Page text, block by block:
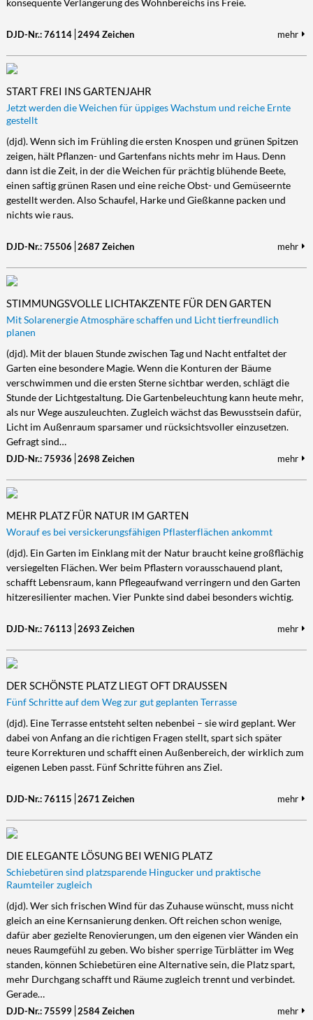
konsequente Verlängerung des Wohnbereichs ins Freie.
DJD-Nr.: 76114 2494 Zeichen mehr
START FREI INS GARTENJAHR
Jetzt werden die Weichen für üppiges Wachstum und reiche Ernte
gestellt
(djd). Wenn sich im Frühling die ersten Knospen und grünen Spitzen
zeigen, hält Pflanzen- und Gartenfans nichts mehr im Haus. Denn
dann ist die Zeit, in der die Weichen für prächtig blühende Beete,
einen saftig grünen Rasen und eine reiche Obst- und Gemüseernte
gestellt werden. Also Schaufel, Harke und Gießkanne packen und
nichts wie raus.
DJD-Nr.: 75506 2687 Zeichen mehr
STIMMUNGSVOLLE LICHTAKZENTE FÜR DEN GARTEN
Mit Solarenergie Atmosphäre schaffen und Licht tierfreundlich
planen
(djd). Mit der blauen Stunde zwischen Tag und Nacht entfaltet der
Garten eine besondere Magie. Wenn die Konturen der Bäume
verschwimmen und die ersten Sterne sichtbar werden, schlägt die
Stunde der Lichtgestaltung. Die Gartenbeleuchtung kann heute mehr,
als nur Wege auszuleuchten. Zugleich wächst das Bewusstsein dafür,
Licht im Außenraum sparsamer und rücksichtsvoller einzusetzen.
Gefragt sind…
DJD-Nr.: 75936 2698 Zeichen mehr
MEHR PLATZ FÜR NATUR IM GARTEN
Worauf es bei versickerungsfähigen Pflasterflächen ankommt
(djd). Ein Garten im Einklang mit der Natur braucht keine großflächig
versiegelten Flächen. Wer beim Pflastern vorausschauend plant,
schafft Lebensraum, kann Pflegeaufwand verringern und den Garten
hitzeresilienter machen. Vier Punkte sind dabei besonders wichtig.
DJD-Nr.: 76113 2693 Zeichen mehr
DER SCHÖNSTE PLATZ LIEGT OFT DRAUSSEN
Fünf Schritte auf dem Weg zur gut geplanten Terrasse
(djd). Eine Terrasse entsteht selten nebenbei – sie wird geplant. Wer
dabei von Anfang an die richtigen Fragen stellt, spart sich später
teure Korrekturen und schafft einen Außenbereich, der wirklich zum
eigenen Leben passt. Fünf Schritte führen ans Ziel.
DJD-Nr.: 76115 2671 Zeichen mehr
DIE ELEGANTE LÖSUNG BEI WENIG PLATZ
Schiebetüren sind platzsparende Hingucker und praktische
Raumteiler zugleich
(djd). Wer sich frischen Wind für das Zuhause wünscht, muss nicht
gleich an eine Kernsanierung denken. Oft reichen schon wenige,
dafür aber gezielte Renovierungen, um den eigenen vier Wänden ein
neues Raumgefühl zu geben. Wo bisher sperrige Türblätter im Weg
standen, können Schiebetüren eine Alternative sein, die Platz spart,
mehr Durchgang schafft und Räume zugleich trennt und verbindet.
Gerade…
DJD-Nr.: 75599 2584 Zeichen mehr